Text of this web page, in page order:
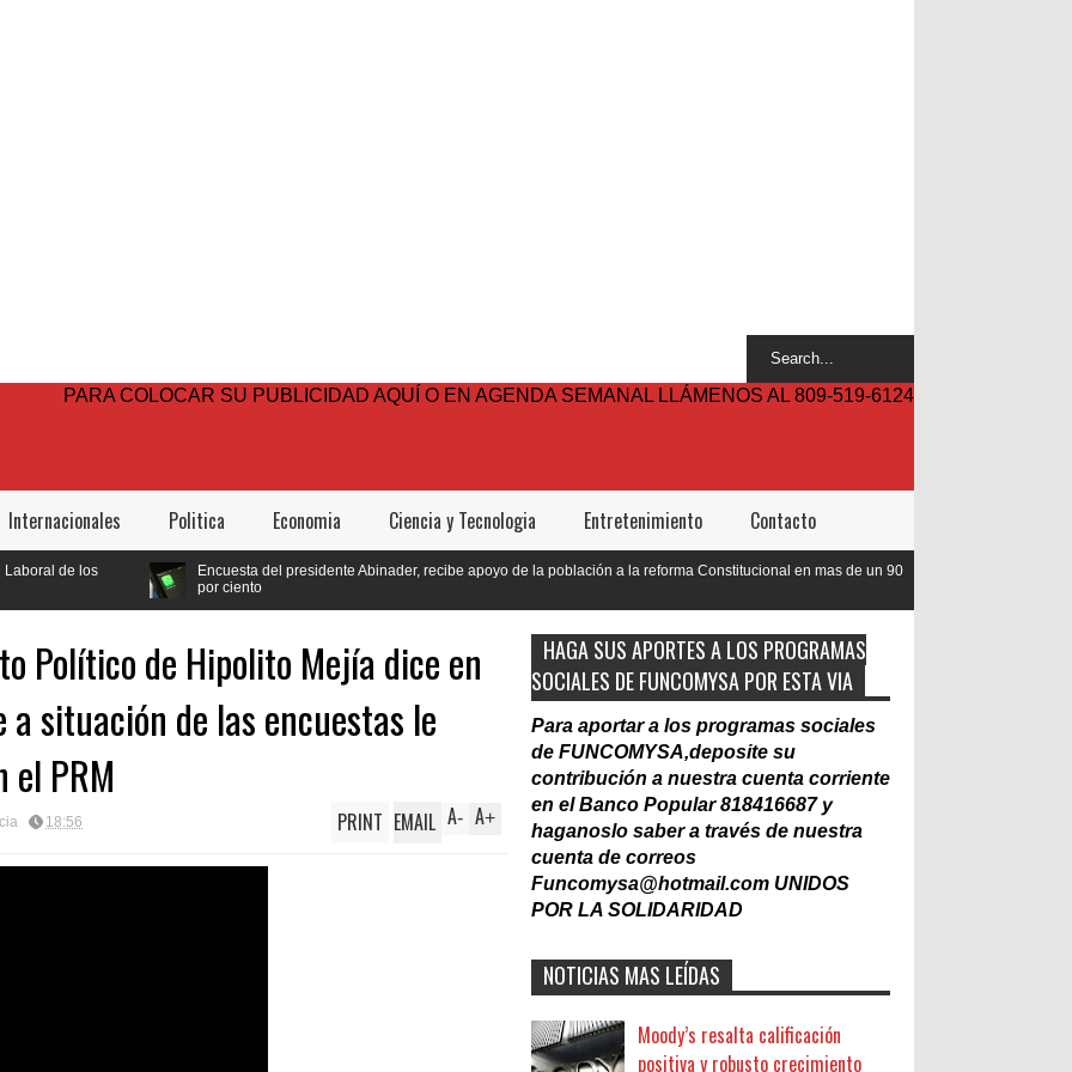
PARA COLOCAR SU PUBLICIDAD AQUÍ O EN AGENDA SEMANAL LLÁMENOS AL 809-519-6124
Internacionales Politica Economia Ciencia y Tecnologia Entretenimiento Contacto
Encuesta del presidente Abinader, recibe apoyo de la población a la reforma Constitucional en mas de un 90
Nacionalización del Trabajo,
Político de Hipolito Mejía dice en
a situación de las encuestas le
el PRM
18:56 A+
A-
PRINT EMAIL
HAGA SUS APORTES A LOS PROGRAMAS
SOCIALES DE FUNCOMYSA POR ESTA VIA
Para aportar a los programas sociales
de FUNCOMYSA,deposite su
contribución a nuestra cuenta corriente
en el Banco Popular 818416687 y
haganoslo saber a través de nuestra
cuenta de correos
Funcomysa@hotmail.com UNIDOS
POR LA SOLIDARIDAD
NOTICIAS MAS LEÍDAS
Moody’s resalta calificación
positiva y robusto crecimiento